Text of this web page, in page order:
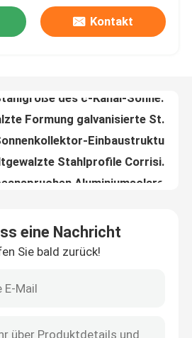
Klammer
Kontakt
Hohe Formbarkeit galvanisierte vor Quadrat-Schlaucheinheitliche Anstrichschichtdicke
eine Nachricht
Sie bald zurück!